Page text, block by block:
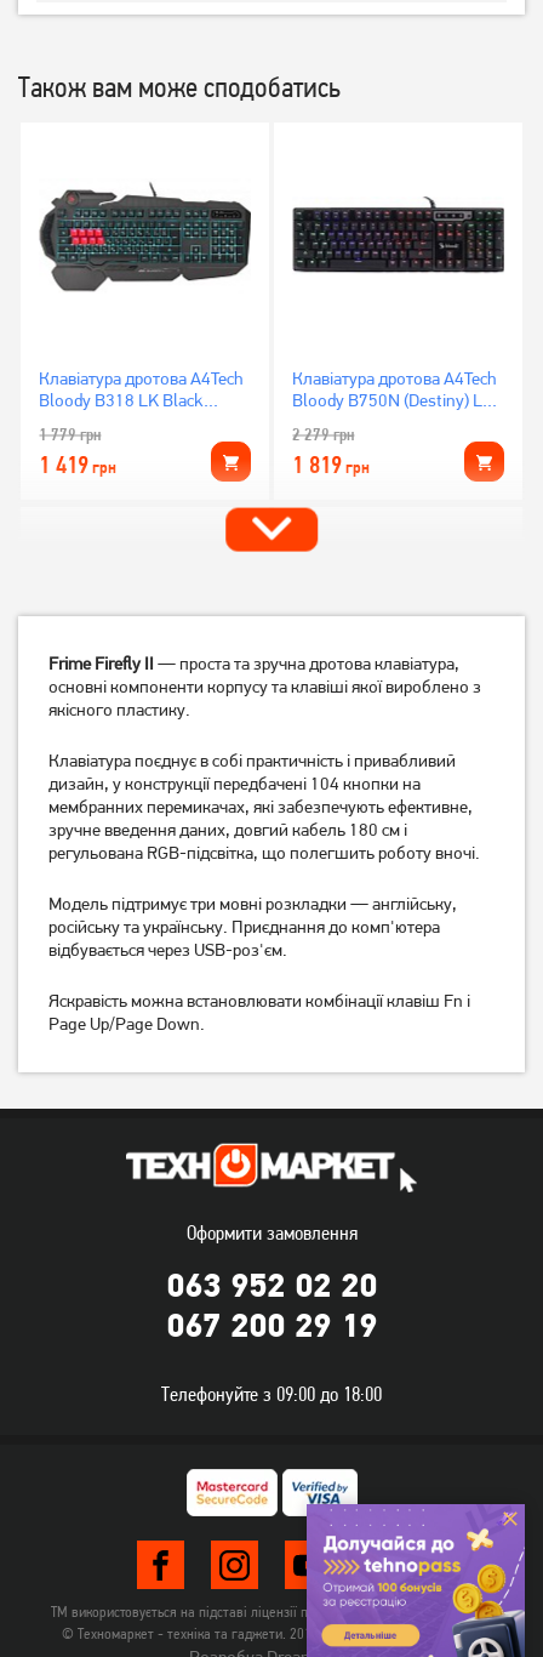
Також вам може сподобатись
Клавіатура дротова A4Tech
Bloody B318 LK Black
1 779грн
1 419грн
Клавіатура дротова A4Tech
Bloody B750N (Destiny) LK
2 279грн
1 819грн
Клавіатура дротова A4Tech
X7 G800V USB (Black)
грн
1 299грн
Клавіатура дротова A4Tech
Bloody B135N Black
1 139 грн
909грн
Клавіатура дротова A4Tech
S98 Bloody Sports Red
Клавіатура дротова A4Tech
S98 Bloody Sports Lime
2 749грн
Bloody B820R Black Red SW
2 329грн
Клавіатура дротова A4Tech
Bloody B310N Black
1 539грн
1 229грн
Frime Firefly II — проста та зручна дротова клавіатура,
основні компоненти корпусу та клавіші якої вироблено з
якісного пластику.
Клавіатура поєднує в собі практичність і привабливий
дизайн, у конструкції передбачені 104 кнопки на
мембранних перемикачах, які забезпечують ефективне,
зручне введення даних, довгий кабель 180 см і
регульована RGB-підсвітка, що полегшить роботу вночі.
Модель підтримує три мовні розкладки — англійську,
російську та українську. Приєднання до комп'ютера
відбувається через USB-роз'єм.
Яскравість можна встановлювати комбінації клавіш Fn і
Page Up/Page Down.
Оформити замовлення
063 952 02 20
067 200 29 19
Телефонуйте з 09:00 до 18:00
ТМ використовується на підставі ліцензії правовласника TehnomarketLTD
© Техномаркет - техніка та гаджети. 2012-2026. Всі права захищені.